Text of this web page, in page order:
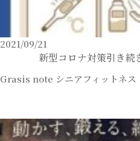
2021/09/21
新型コロナ対策引き
Grasis note シニアフィットネス